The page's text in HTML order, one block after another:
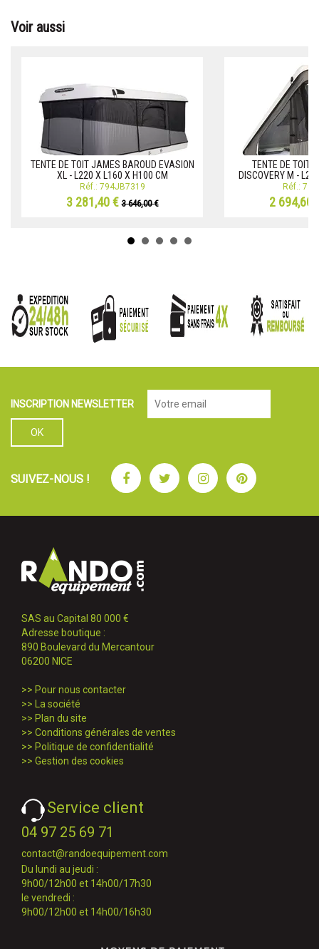
Voir aussi
TENTE DE TOIT JAMES BAROUD EVASION
XL - L220 X L160 X H100 CM
Réf.: 794JB7319
3 281,40 €3 646,00 €
TENTE DE TOIT
DISCOVERY M -
Réf.:
2 694,60
INSCRIPTION NEWSLETTER
SUIVEZ-NOUS ! FacebookTwitterInstagramPinterest
SAS au Capital 80 000 €
Adresse boutique :
890 Boulevard du Mercantour
06200 NICE
>> Pour nous contacter
>>
La société
>> Plan du site
>> Conditions générales de ventes
>> Politique de confidentialité
>> Gestion des cookies
Service client
04 97 25 69 71
contact@randoequipement.com
Du lundi au jeudi :
9h00/12h00 et 14h00/17h30
le vendredi :
9h00/12h00 et 14h00/16h30